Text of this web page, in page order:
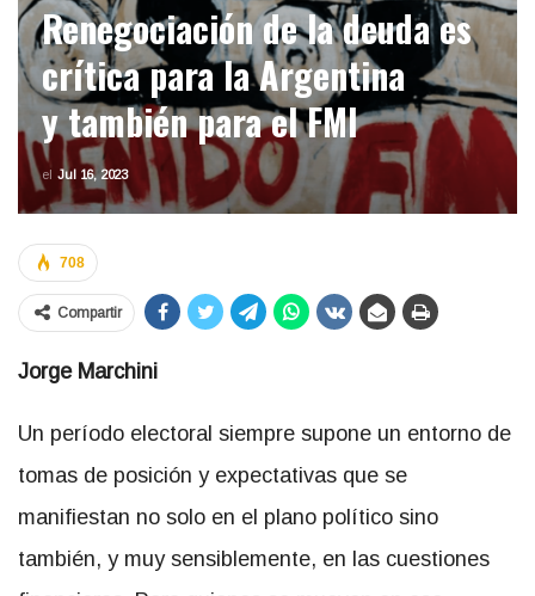
Renegociación de la deuda es
crítica para la Argentina
y también para el FMI
el Jul 16, 2023
708
Compartir
Jorge Marchini
Un período electoral siempre supone un entorno de
tomas de posición y expectativas que se
manifiestan no solo en el plano político sino
también, y muy sensiblemente, en las cuestiones